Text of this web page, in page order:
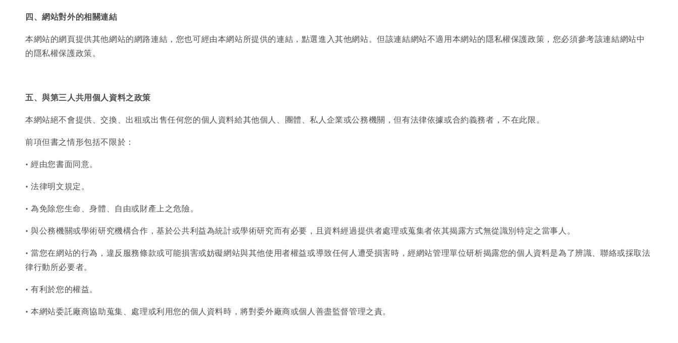
四、網站對外的相關連結
本網站的網頁提供其他網站的網路連結，您也可經由本網站所提供的連結，點選進入其他網站。但該連結網站不適用本網站的隱私權保護政策，您必須參考該連結網站中
的隱私權保護政策。
五、與第三人共用個人資料之政策
本網站絕不會提供、交換、出租或出售任何您的個人資料給其他個人、團體、私人企業或公務機關，但有法律依據或合約義務者，不在此限。
前項但書之情形包括不限於：
• 經由您書面同意。
• 法律明文規定。
• 為免除您生命、身體、自由或財產上之危險。
• 與公務機關或學術研究機構合作，基於公共利益為統計或學術研究而有必要，且資料經過提供者處理或蒐集者依其揭露方式無從識別特定之當事人。
• 當您在網站的行為，違反服務條款或可能損害或妨礙網站與其他使用者權益或導致任何人遭受損害時，經網站管理單位研析揭露您的個人資料是為了辨識、聯絡或採取法
律行動所必要者。
• 有利於您的權益。
• 本網站委託廠商協助蒐集、處理或利用您的個人資料時，將對委外廠商或個人善盡監督管理之責。